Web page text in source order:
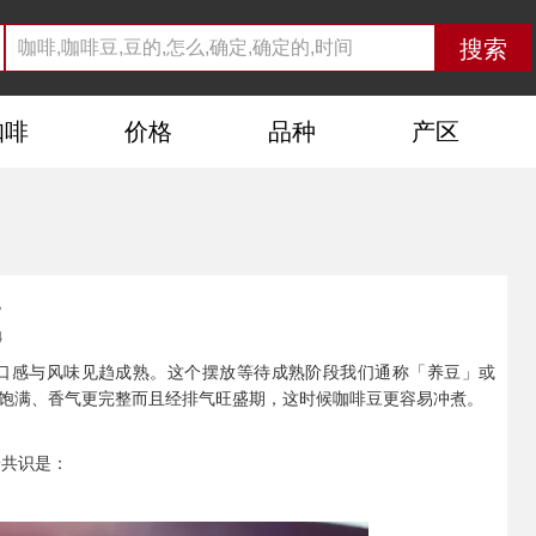
啡 价格 品种 产区
与风味见趋成熟。这个摆放等待成熟阶段我们通称「养豆」或
、香气更完整而且经排气旺盛期，这时候咖啡豆更容易冲煮。
识是：